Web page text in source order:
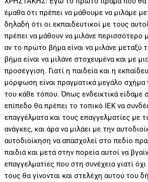
έμαθα ότι πρέπει να μάθουμε να μιλάμε
δηλαδή ότι οι εκπαιδευτικοί με τους
πρέπει να μάθουν να μιλάνε περισσότερο
αν το πρώτο βήμα είναι να μιλάνε μεταξύ
βήμα είναι να μιλάνε στοχευμένα και με
προσέγγιση. Γιατί η παιδεία και η
μόρφωση είναι πραγματικά μεγάλο σχήμα
του κάθε τόπου. Όπως ενδεικτικά είδαμε
επίπεδο θα πρέπει το τοπικό ΙΕΚ να
επαγγέλματα και τους επαγγελματίες με
ανάγκες, και άρα να μιλάει με την
αυτοδιοίκηση να απασχολεί στο πεδίο
παιδιά και μετά στην πορεία αυτοί να
επαγγελματίες που στη συνέχεια γιατί
τους θα γίνονται και στελέχη αυτού του